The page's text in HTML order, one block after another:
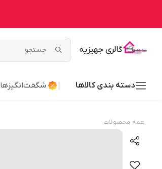
گالری جهیزیه
دسته بندی کالاها شگفت‌انگیزها
همه محصولات